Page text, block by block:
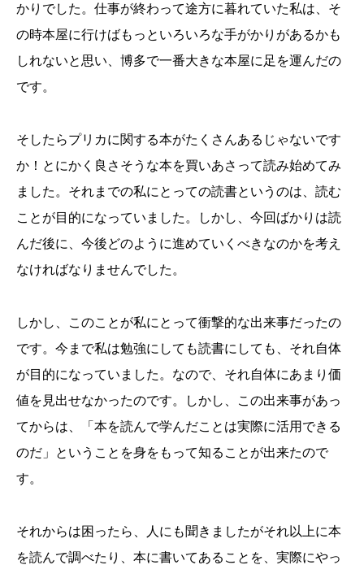
かりでした。仕事が終わって途方に暮れていた私は、そ
の時本屋に行けばもっといろいろな手がかりがあるかも
しれないと思い、博多で一番大きな本屋に足を運んだの
です。
そしたらプリカに関する本がたくさんあるじゃないです
か！とにかく良さそうな本を買いあさって読み始めてみ
ました。それまでの私にとっての読書というのは、読む
ことが目的になっていました。しかし、今回ばかりは読
んだ後に、今後どのように進めていくべきなのかを考え
なければなりませんでした。
しかし、このことが私にとって衝撃的な出来事だったの
です。今まで私は勉強にしても読書にしても、それ自体
が目的になっていました。なので、それ自体にあまり価
値を見出せなかったのです。しかし、この出来事があっ
てからは、「本を読んで学んだことは実際に活用できる
のだ」ということを身をもって知ることが出来たので
す。
それからは困ったら、人にも聞きましたがそれ以上に本
を読んで調べたり、本に書いてあることを、実際にやっ